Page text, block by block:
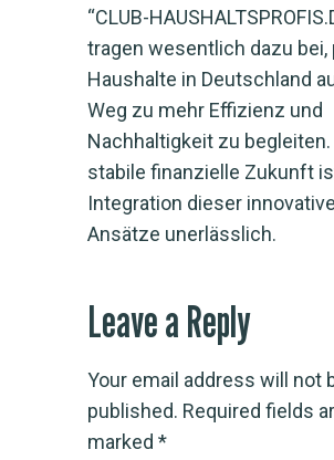
“CLUB-
tragen wesentlich dazu bei,
Haushalte in Deutschland
Weg zu mehr Effizienz und
Nachhaltigkeit zu begleiten.
stabile finanzielle Zukunft
Integration dieser
Ansätze unerlässlich.
Leave a Reply
Your email address will not
published. Required fields
marked *